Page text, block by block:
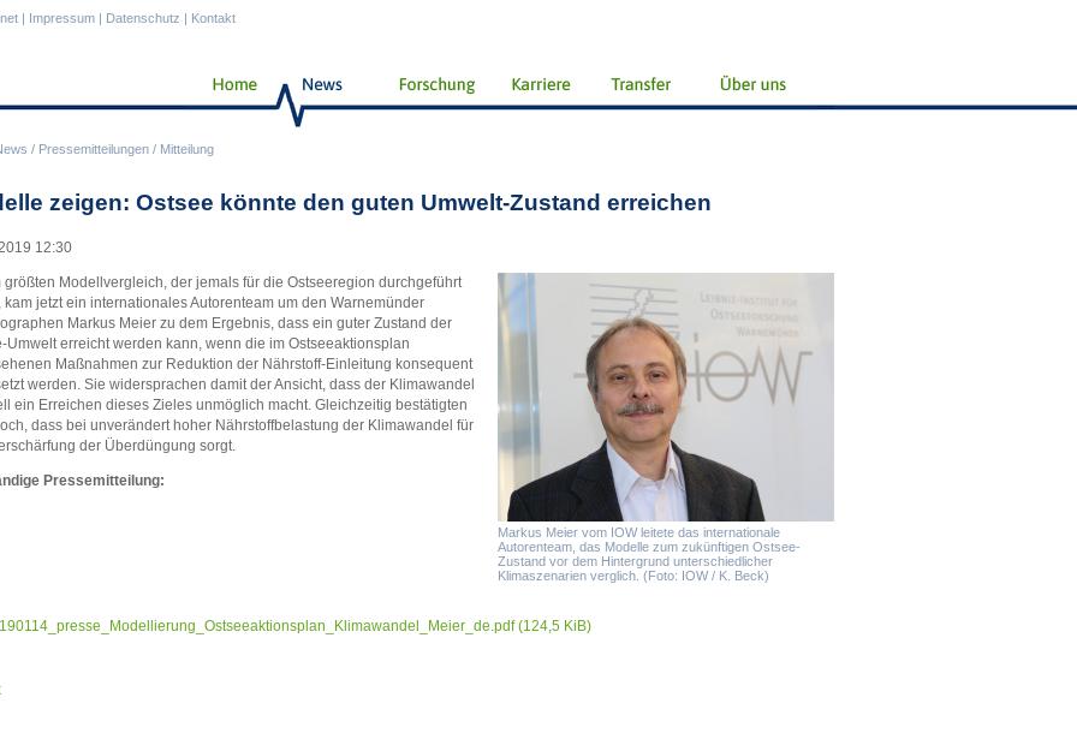
/ Pressemitteilungen / Mitteilung
| Impressum | Datenschutz | Kontakt
zeigen: Ostsee könnte den guten Umwelt-Zustand erreichen
12:30
Markus Meier vom IOW leitete das internationale
Autorenteam, das Modelle zum zukünftigen Ostsee-
Zustand vor dem Hintergrund unterschiedlicher
Klimaszenarien verglich. (Foto: IOW / K. Beck)
größten Modellvergleich, der jemals für die Ostseeregion durchgeführt
kam jetzt ein internationales Autorenteam um den Warnemünder
Markus Meier zu dem Ergebnis, dass ein guter Zustand der
Umwelt erreicht werden kann, wenn die im Ostseeaktionsplan
Maßnahmen zur Reduktion der Nährstoff-Einleitung konsequent
werden. Sie widersprachen damit der Ansicht, dass der Klimawandel
ein Erreichen dieses Zieles unmöglich macht. Gleichzeitig bestätigten
dass bei unverändert hoher Nährstoffbelastung der Klimawandel für
der Überdüngung sorgt.
Pressemitteilung:
(124,5 KiB)